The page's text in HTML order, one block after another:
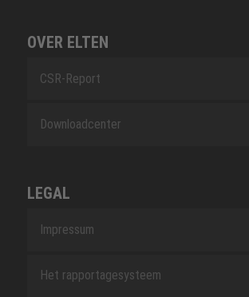
OVER ELTEN
CSR-Report
Downloadcenter
LEGAL
Impressum
Het rapportagesysteem